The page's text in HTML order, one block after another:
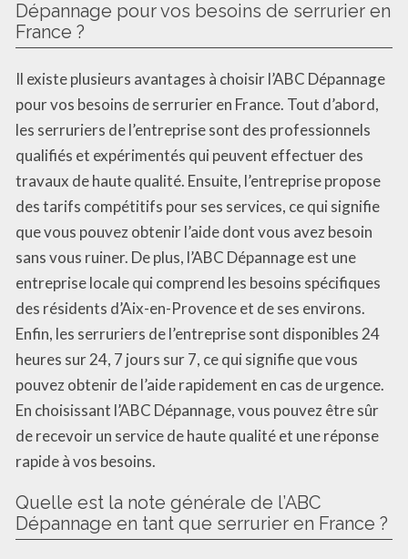
Dépannage pour vos besoins de serrurier en
France ?
Il existe plusieurs avantages à choisir l’ABC Dépannage
pour vos besoins de serrurier en France. Tout d’abord,
les serruriers de l’entreprise sont des professionnels
qualifiés et expérimentés qui peuvent effectuer des
travaux de haute qualité. Ensuite, l’entreprise propose
des tarifs compétitifs pour ses services, ce qui signifie
que vous pouvez obtenir l’aide dont vous avez besoin
sans vous ruiner. De plus, l’ABC Dépannage est une
entreprise locale qui comprend les besoins spécifiques
des résidents d’Aix-en-Provence et de ses environs.
Enfin, les serruriers de l’entreprise sont disponibles 24
heures sur 24, 7 jours sur 7, ce qui signifie que vous
pouvez obtenir de l’aide rapidement en cas de urgence.
En choisissant l’ABC Dépannage, vous pouvez être sûr
de recevoir un service de haute qualité et une réponse
rapide à vos besoins.
Quelle est la note générale de l’ABC
Dépannage en tant que serrurier en France ?